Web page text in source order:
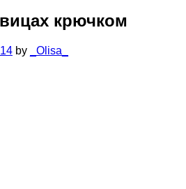
крючком
by _Olisa_